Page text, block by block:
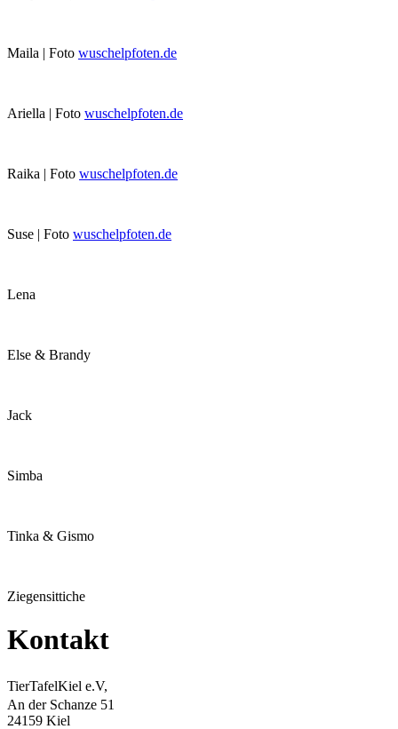
Maila | Foto wuschelpfoten.de
Ariella | Foto wuschelpfoten.de
Raika | Foto wuschelpfoten.de
Suse | Foto wuschelpfoten.de
Lena
Else & Brandy
Jack
Simba
Tinka & Gismo
Ziegensittiche
Kontakt
TierTafelKiel e.V,
An der Schanze 51
24159 Kiel